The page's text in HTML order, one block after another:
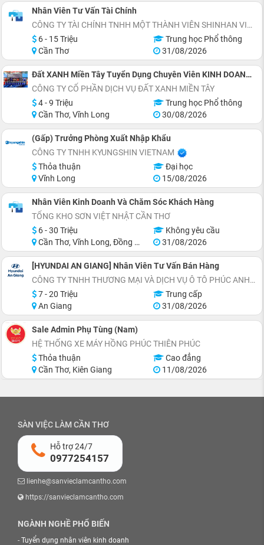
Nhân Viên Tư Vấn Tài Chính
CÔNG TY TÀI CHÍNH TNHH MỘT THÀNH VIÊN SHINHAN VIỆT NAM (CẦN THƠ)
6 - 15 Triệu
Trung học Phổ thông
Cần Thơ
31/08/2026
Đất XANH Miền Tây Tuyển Dụng Chuyên Viên KINH DOANH Bất Động Sản
CÔNG TY CỔ PHẦN DỊCH VỤ ĐẤT XANH MIỀN TÂY
4 - 9 Triệu
Trung học Phổ thông
Cần Thơ, Vĩnh Long
30/08/2026
(Gấp) Trưởng Phòng Xuất Nhập Khẩu
CÔNG TY TNHH KYUNGSHIN VIETNAM
Thỏa thuận
Đại học
Vĩnh Long
15/08/2026
Nhân Viên Kinh Doanh Và Chăm Sóc Khách Hàng
TỔNG KHO SƠN VIỆT NHẬT CẦN THƠ
6 - 30 Triệu
Không yêu cầu
Cần Thơ, Vĩnh Long, Đồng Tháp, Tiền Giang, Trà Vinh, Long An
31/08/2026
[HYUNDAI AN GIANG] Nhân Viên Tư Vấn Bán Hàng
CÔNG TY TNHH THƯƠNG MẠI VÀ DỊCH VỤ Ô TÔ PHÚC ANH
7 - 20 Triệu
Trung cấp
An Giang
31/08/2026
Sale Admin Phụ Tùng (Nam)
HỆ THỐNG XE MÁY HỒNG PHÚC THIÊN PHÚC
Thỏa thuận
Cao đẳng
Cần Thơ, Kiên Giang
11/08/2026
SÀN VIỆC LÀM CẦN THƠ
Hỗ trợ 24/7
0977254157
lienhe@sanvieclamcantho.com
https://sanvieclamcantho.com
NGÀNH NGHỀ PHỔ BIẾN
- Tuyển dụng nhân viên kinh doanh